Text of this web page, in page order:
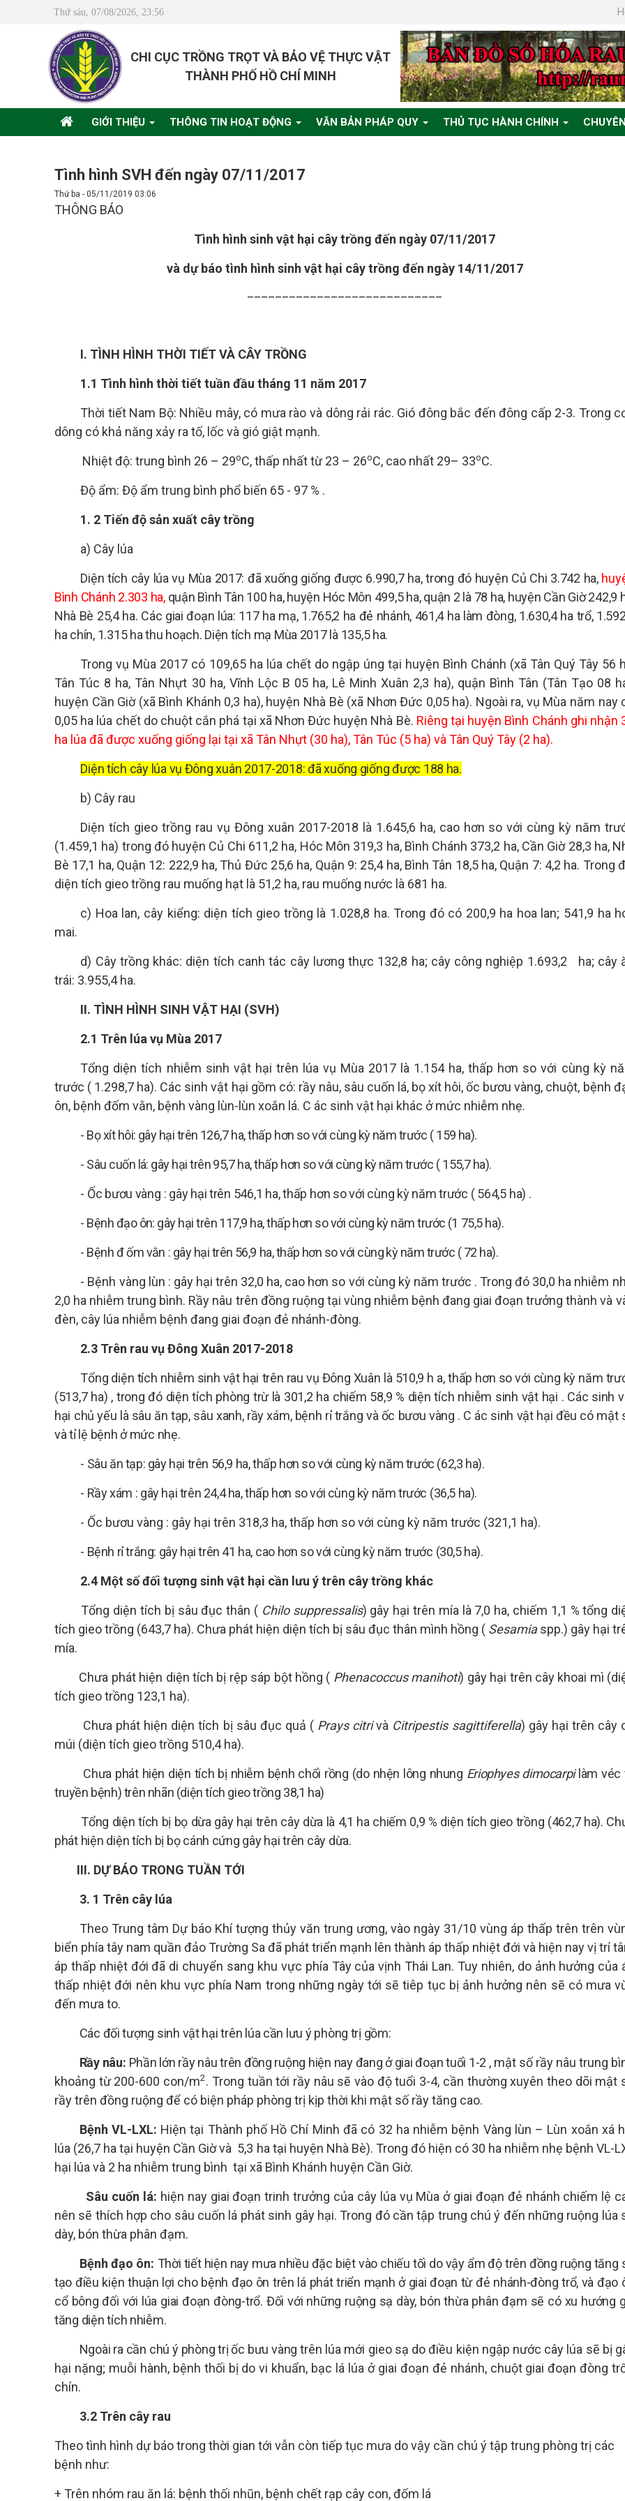
Thứ sáu, 07/08/2026, 23:56
CHI CỤC TRỒNG TRỌT VÀ BẢO VỆ THỰC VẬT
THÀNH PHỐ HỒ CHÍ MINH
GIỚI THIỆU THÔNG TIN HOẠT ĐỘNG VĂN BẢN PHÁP QUY THỦ TỤC HÀNH CHÍNH
Tình hình SVH đến ngày 07/11/2017
Thứ ba - 05/11/2019 03:06
THÔNG BÁO
Tình hình sinh vật hại cây trồng đến ngày 07/11/2017
và dự báo tình hình sinh vật hại cây trồng đến ngày 14/11/2017
I. TÌNH HÌNH THỜI TIẾT VÀ CÂY TRỒNG
1.1 Tình hình thời tiết tuần đầu tháng 11 năm 2017
Thời tiết Nam Bộ: Nhiều mây, có mưa rào và dông rải rác. Gió đông bắc đến đông cấp 2-3. Trong
dông có khả năng xảy ra tố, lốc và gió giật mạnh.
Nhiệt độ: trung bình 26 – 29oC, thấp nhất từ 23 – 26oC, cao nhất 29– 33oC.
Độ ẩm: Độ ẩm trung bình phổ biến 65 - 97 % .
1. 2 Tiến độ sản xuất cây trồng
a) Cây lúa
Diện tích cây lúa vụ Mùa 2017: đã xuống giống được 6.990,7 ha, trong đó huyện Củ Chi 3.742 ha,
Bình Chánh 2.303 ha,quận Bình Tân 100 ha, huyện Hóc Môn 499,5 ha, quận 2 là 78 ha, huyện Cần Giờ 242,9
Nhà Bè 25,4 ha. Các giai đoạn lúa: 117 ha mạ, 1.765,2 ha đẻ nhánh, 461,4 ha làm đòng, 1.630,4 ha trổ,
ha chín, 1.315 ha thu hoạch. Diện tích mạ Mùa 2017 là 135,5 ha.
Trong vụ Mùa 2017 có 109,65 ha lúa chết do ngập úng tại huyện Bình Chánh (xã Tân Quý Tây 56
Tân Túc 8 ha, Tân Nhựt 30 ha, Vĩnh Lộc B 05 ha, Lê Minh Xuân 2,3 ha), quận Bình Tân (Tân Tạo 08
huyện Cần Giờ (xã Bình Khánh 0,3 ha), huyện Nhà Bè (xã Nhơn Đức 0,05 ha). Ngoài ra, vụ Mùa năm nay
0,05 ha lúa chết do chuột cắn phá tại xã Nhơn Đức huyện Nhà Bè. Riêng tại huyện Bình Chánh ghi nhận
ha lúa đã được xuống giống lại tại xã Tân Nhựt (30 ha), Tân Túc (5 ha) và Tân Quý Tây (2 ha).
Diện tích cây lúa vụ Đông xuân 2017-2018: đã xuống giống được 188 ha.
b) Cây rau
Diện tích gieo trồng rau vụ Đông xuân 2017-2018 là 1.645,6 ha, cao hơn so với cùng kỳ năm
(1.459,1 ha) trong đó huyện Củ Chi 611,2 ha, Hóc Môn 319,3 ha, Bình Chánh 373,2 ha, Cần Giờ 28,3 ha,
Bè 17,1 ha, Quận 12: 222,9 ha, Thủ Đức 25,6 ha, Quận 9: 25,4 ha, Bình Tân 18,5 ha, Quận 7: 4,2 ha. Trong
diện tích gieo trồng rau muống hạt là 51,2 ha, rau muống nước là 681 ha.
c) Hoa lan, cây kiểng: diện tích gieo trồng là 1.028,8 ha. Trong đó có 200,9 ha hoa lan; 541,9 ha
mai.
d) Cây trồng khác: diện tích canh tác cây lương thực 132,8 ha; cây công nghiệp 1.693,2
ha; cây
trái: 3.955,4 ha.
II. TÌNH HÌNH SINH VẬT HẠI (SVH)
2.1 Trên lúa vụ Mùa 2017
Tổng diện tích nhiễm sinh vật hại trên lúa vụ Mùa 2017 là 1.154 ha, thấp hơn so với cùng kỳ
trước ( 1.298,7 ha). Các sinh vật hại gồm có: rầy nâu, sâu cuốn lá, bọ xít hôi, ốc bươu vàng, chuột, bệnh
ôn, bệnh đốm vằn, bệnh vàng lùn-lùn xoắn lá. C ác sinh vật hại khác ở mức nhiễm nhẹ.
- Bọ xít hôi: gây hại trên 126,7 ha,thấp hơn so với cùng kỳ năm trước ( 159 ha).
- Sâu cuốn lá: gây hại trên95,7 ha,thấp hơn so với cùng kỳ năm trước ( 155,7 ha).
- Ốc bươu vàng : gây hại trên 546,1 ha,thấp hơn so với cùng kỳ nămtrước ( 564,5 ha) .
- Bệnh đạo ôn: gây hại trên117,9 ha, thấp hơn so với cùng kỳ năm trước (1 75,5 ha).
- Bệnh đốm vằn : gây hại trên 56,9 ha, thấp hơn so với cùng kỳ năm trước ( 72 ha).
- Bệnh vàng lùn : gây hại trên 32,0 ha, cao hơn so với cùng kỳ năm trước . Trong đó 30,0 ha nhiễm
2,0 ha nhiễm trung bình. Rầy nâu trên đồng ruộng tại vùng nhiễm bệnh đang giai đoạn trưởng thành và
đèn, cây lúa nhiễm bệnh đang giai đoạn đẻ nhánh-đòng.
2.3 Trên rauvụ Đông Xuân 2017-2018
Tổng diện tích nhiễm sinh vật hại trên rau vụ Đông Xuân là 510,9 h a,thấp hơn so với cùng kỳ năm
(513,7 ha) , trong đó diện tích phòng trừ là 301,2 ha chiếm 58,9 % diện tích nhiễm sinh vật hại . Các sinh
hại chủ yếu là sâu ăn tạp, sâu xanh, rầy xám, bệnh rỉ trắng và ốc bươu vàng . C ác sinh vật hại đều có mật
và tỉ lệ bệnh ở mức nhẹ.
- Sâu ăn tạp: gây hại trên 56,9 ha, thấp hơn so với cùng kỳ năm trước (62,3 ha).
- Rầy xám : gây hại trên 24,4ha,thấp hơn so với cùng kỳ nămtrước (36,5 ha).
- Ốc bươu vàng : gây hại trên 318,3 ha,thấp hơn so với cùng kỳ năm trước (321,1 ha).
- Bệnh rỉ trắng: gây hại trên 41 ha, cao hơn so với cùng kỳ năm trước (30,5 ha).
2.4 Một số đối tượng sinh vật hại cần lưu ý trên cây trồng khác
Tổng diện tích bị sâu đục thân ( Chilo suppressalis) gây hại trên mía là 7,0 ha, chiếm 1,1 % tổng
tích gieo trồng (643,7 ha). Chưa phát hiện diện tích bị sâu đục thân mình hồng ( Sesamiaspp.) gây hại
mía.
Chưa phát hiện diện tích bị rệp sáp bột hồng ( Phenacoccus manihoti) gây hại trên cây khoai mì
tích gieo trồng 123,1 ha).
Chưa phát hiện diện tích bị sâu đục quả ( Prays citrivà Citripestis sagittiferella) gây hại trên cây
múi (diện tích gieo trồng 510,4 ha).
Chưa phát hiện diện tích bị nhiễm bệnh chổi rồng (do nhện lông nhung Eriophyes dimocarpilàm véc
truyền bệnh) trên nhãn (diện tích gieo trồng 38,1 ha)
Tổng diện tích bị bọ dừa gây hại trên cây dừa là 4,1 ha chiếm 0,9 % diện tích gieo trồng (462,7 ha).
phát hiện diện tích bị bọ cánh cứng gây hại trên cây dừa.
III. DỰ BÁO TRONG TUẦN TỚI
3. 1 Trên cây lúa
Theo Trung tâm Dự báo Khí tượng thủy văn trung ương, vào ngày 31/10 vùng áp thấp trên trên
biển phía tây nam quần đảo Trường Sa đã phát triển mạnh lên thành áp thấp nhiệt đới và hiện nay vị trí
áp thấp nhiệt đới đã di chuyển sang khu vực phía Tây của vịnh Thái Lan. Tuy nhiên, do ảnh hưởng của
thấp nhiệt đới nên khu vực phía Nam trong những ngày tới sẽ tiêp tục bị ảnh hưởng nên sẽ có mưa
đến mưa to.
Các đối tượng sinh vật hại trên lúa cần lưu ý phòng trị gồm:
Rầy nâu: Phần lớn rầy nâu trên đồng ruộng hiện nay đang ở giai đoạn tuổi 1-2 , mật số rầy nâu trung
khoảng từ 200-600 con/m2. Trong tuần tới rầy nâu sẽ vào độ tuổi 3-4, cần thường xuyên theo dõi mật
rầy trên đồng ruộng để có biện pháp phòng trị kịp thời khi mật số rầy tăng cao.
Bệnh VL-LXL: Hiện tại Thành phố Hồ Chí Minh đã có 32 ha nhiễm bệnh Vàng lùn – Lùn xoắn xá
lúa (26,7 ha tại huyện Cần Giờ và 5,3 ha tại huyện Nhà Bè). Trong đó hiện có 30 ha nhiễm nhẹ bệnh VL-
hại lúa và 2 ha nhiễm trung bình tại xã Bình Khánh huyện Cần Giờ.
Sâu cuốn lá: hiện nay giai đoạn trinh trưởng của cây lúa vụ Mùa ở giai đoạn đẻ nhánh chiếm lệ
nên sẽ thích hợp cho sâu cuốn lá phát sinh gây hại. Trong đó cần tập trung chú ý đến những ruộng lúa
dày, bón thừa phân đạm.
Bệnh đạo ôn: Thời tiết hiện nay mưa nhiều đặc biệt vào chiếu tối do vậy ẩm độ trên đồng ruộng tăng
tạo điều kiện thuận lợi cho bệnh đạo ôn trên lá phát triển mạnh ở giai đoạn từ đẻ nhánh-đòng trổ, và đạo
cổ bông đối với lúa giai đoạn đòng-trổ. Đối với những ruộng sạ dày, bón thừa phân đạm sẽ có xu hướng
tăng diện tích nhiễm.
Ngoài ra cần chú ý phòng trị ốc bưu vàng trên lúa mới gieo sạ do điều kiện ngập nước cây lúa sẽ bị
hại nặng; muỗi hành, bệnh thối bị do vi khuẩn, bạc lá lúa ở giai đoạn đẻ nhánh, chuột giai đoạn đòng
chín.
3.2 Trên cây rau
Theo tình hình dự báo trong thời gian tới vẫn còn tiếp tục mưa do vậy cần chú ý tập trung phòng trị các
bệnh như:
+ Trên nhóm rau ăn lá: bệnh thối nhũn, bệnh chết rạp cây con, đốm lá